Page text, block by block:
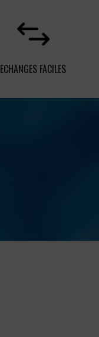
ECHANGES FACILES